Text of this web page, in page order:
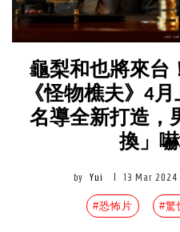
龜梨和也將來台
《怪物樵夫》4
名導全新打造，
換」
by Yui 13 Mar 2024
#恐怖片 #驚